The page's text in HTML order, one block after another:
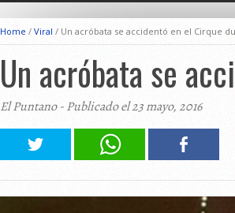
Home / Viral / Un acróbata se accidentó en el Cirque
Un acróbata se
El Puntano - Publicado el 23 mayo, 2016